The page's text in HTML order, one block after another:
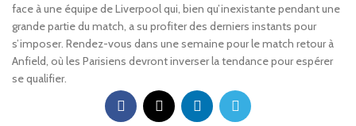
face à une équipe de Liverpool qui, bien qu’inexistante pendant une
grande partie du match, a su profiter des derniers instants pour
s’imposer. Rendez-vous dans une semaine pour le match retour à
Anfield, où les Parisiens devront inverser la tendance pour espérer
se qualifier.